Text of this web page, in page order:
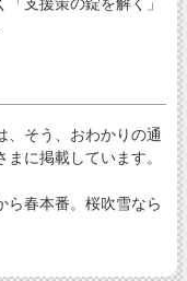
そう、おわかりの通
に掲載しています。
春本番。桜吹雪なら